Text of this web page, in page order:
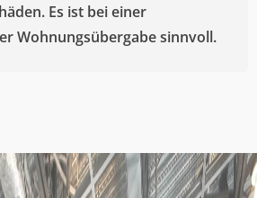
Es ist bei einer
Wohnungsübergabe sinnvoll.